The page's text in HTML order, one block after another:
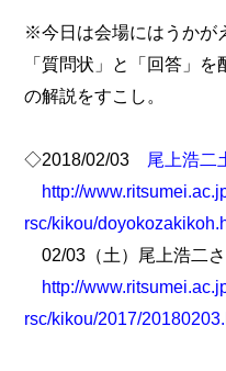
※今日は会場にはうかが
「質問状」と「回答」
の解説をすこし。
◇2018/02/03 尾上浩二
http://
rsc/kikou/
02/03（土）尾上浩二
http://
rsc/kikou/2017/